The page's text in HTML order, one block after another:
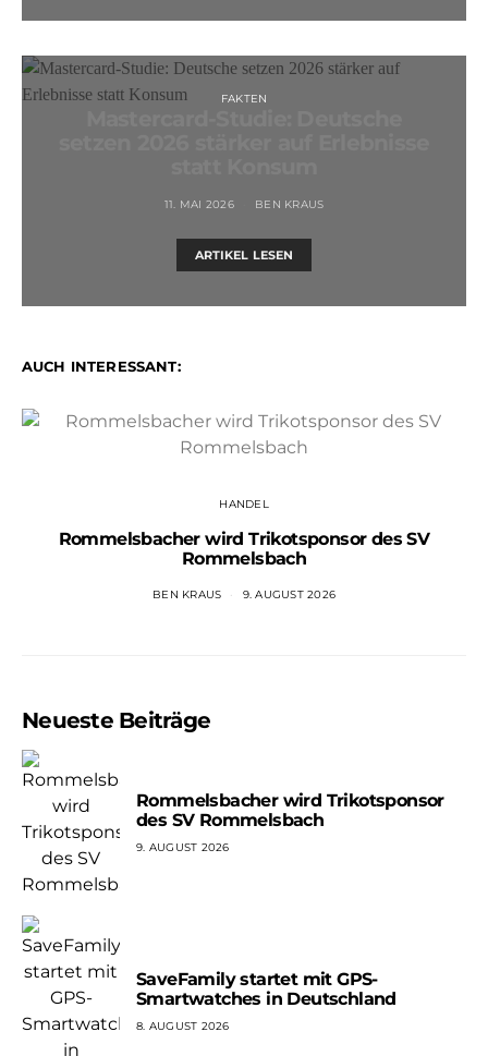
FAKTEN
11. MAI 2026 BEN KRAUS
ARTIKEL LESEN
AUCH INTERESSANT:
HANDEL
Rommelsbacher wird Trikotsponsor des SV
Rommelsbach
BEN KRAUS 9. AUGUST 2026
Neueste Beiträge
Rommelsbacher wird Trikotsponsor
des SV Rommelsbach
9. AUGUST 2026
SaveFamily startet mit GPS-
Smartwatches in Deutschland
8. AUGUST 2026